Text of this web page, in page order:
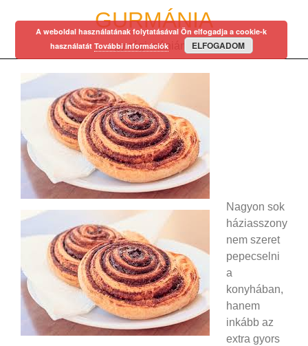
GURMÁNIA
egy régi mániám…
Nagyon sok
háziasszony
nem szeret
pepecselni
a
konyhában,
hanem
inkább az
extra gyors
A weboldal használatának folytatásával Ön elfogadja a cookie-k
használatát További információk ELFOGADOM